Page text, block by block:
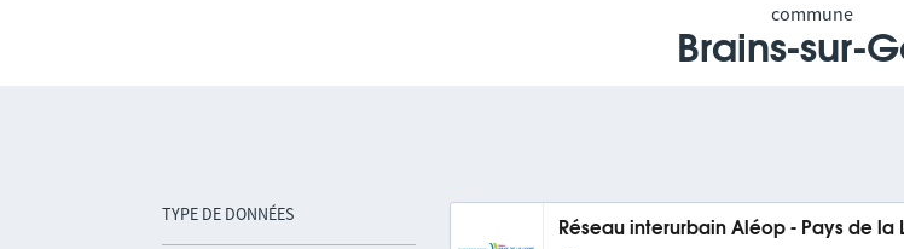
commune
Brains-sur-
TYPE DE DONNÉES
Réseau interurbain Aléop - Pays de la